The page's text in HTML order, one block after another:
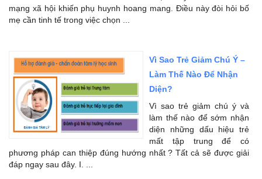
mạng xã hội khiến phụ huynh hoang mang. Điều này đòi hỏi bố
mẹ cần tinh tế trong việc chọn ...
Vì Sao Trẻ Giảm Chú Ý –
Làm Thế Nào Để Nhận
Diện?
Vì sao trẻ giảm chú ý và
làm thế nào để sớm nhận
diện những dấu hiệu trẻ
mất tập trung để có
phương pháp can thiệp đúng hướng nhất ? Tất cả sẽ được giải
đáp ngay sau đây. I. ...